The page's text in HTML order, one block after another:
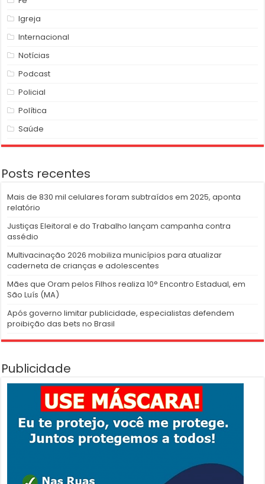
Igreja
Internacional
Notícias
Podcast
Policial
Política
Saúde
Posts recentes
Mais de 830 mil celulares foram subtraídos em 2025, aponta
relatório
Justiças Eleitoral e do Trabalho lançam campanha contra
assédio
Multivacinação 2026 mobiliza municípios para atualizar
caderneta de crianças e adolescentes
Mães que Oram pelos Filhos realiza 10° Encontro Estadual, em
São Luís (MA)
Após governo limitar publicidade, especialistas defendem
proibição das bets no Brasil
Publicidade